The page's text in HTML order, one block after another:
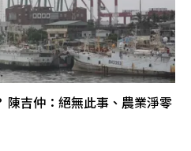
陳吉仲：絕無此事、農業淨零